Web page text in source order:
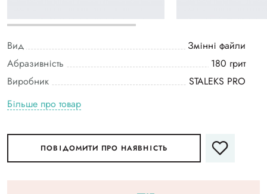
Вид
Змінні файли
Абразивність
180 грит
Виробник
STALEKS PRO
Більше про товар
ПОВІДОМИТИ ПРО НАЯВНІСТЬ